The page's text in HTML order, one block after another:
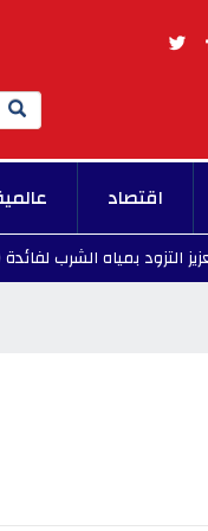
Search
اقتصاد
60 ألف مواطن